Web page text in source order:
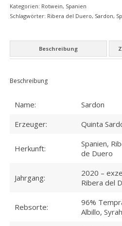
Datenschutzbelehrung
Widerrufsbelehrung
Versandarten
Zahlungsarten
ZUR PERSON
PHILOSOPHIE
Kategorien: Rotwein, Spanien
Schlagwörter: Ribera del Duero, Sardon,
Beschreibung
Beschreibung
Name:
Sardon
Erzeuger:
Quinta
Herkunft:
Spanien,
de Duero
Jahrgang:
2020 –
Ribera del
Rebsorte:
96%
Albillo,